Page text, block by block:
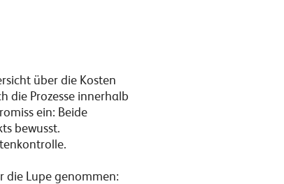
über die Kosten
die Prozesse innerhalb
ein: Beide
bewusst.
die Lupe genommen: